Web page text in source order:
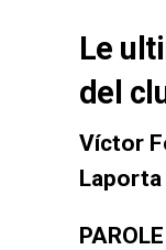
Le
del
Víctor
Laporta
PAROLE